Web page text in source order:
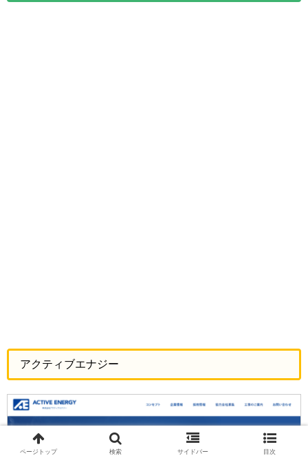
アクティブエナジー
ページトップ 検索 サイドバー 目次